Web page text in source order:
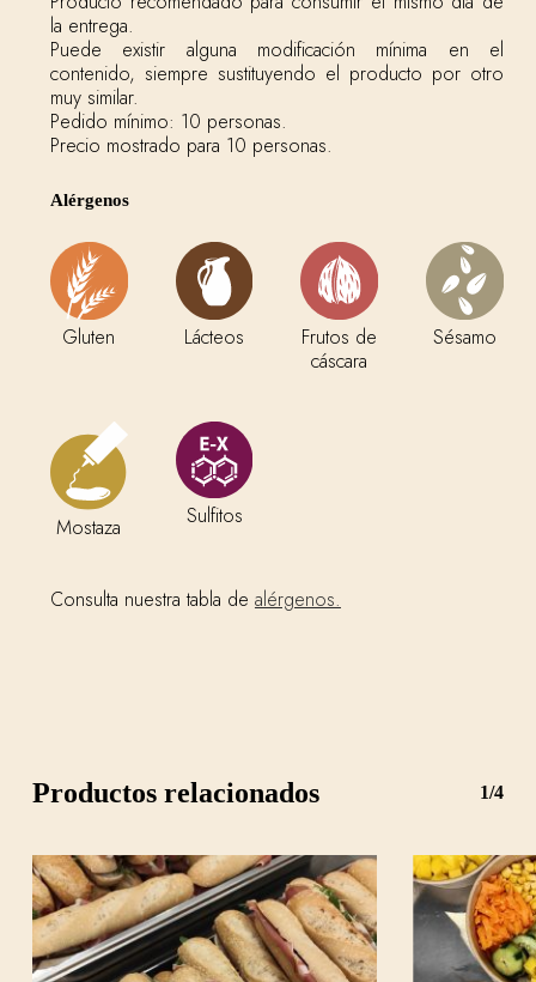
la entrega.
Puede existir alguna modificación mínima en el
contenido, siempre sustituyendo el producto por otro
muy similar.
Pedido mínimo: 10 personas.
Precio mostrado para 10 personas.
Alérgenos
Gluten Lácteos
Frutos de
cáscara
Sésamo
Mostaza Sulfitos
Consulta nuestra tabla de alérgenos.
Productos relacionados 1/4